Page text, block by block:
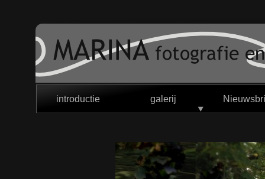
introductie galerij